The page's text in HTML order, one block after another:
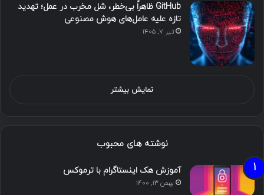
GitHub ظاهراً بی‌خطر، شل مخرب در عمل؛ تهدید
تازه علیه عامل‌های هوش مصنوعی
تیر ۷, ۱۴۰۵
نمایش بیشتر
نوشته های محبوب
آموزش هک اینستاگرام با ترموکس
بهمن ۱۳, ۱۴۰۰